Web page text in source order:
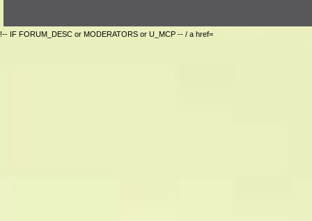
!-- IF FORUM_DESC or MODERATORS or U_MCP -- / a href=